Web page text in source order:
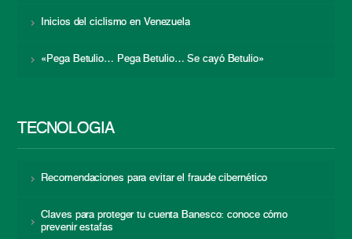
Inicios del ciclismo en Venezuela
«Pega Betulio… Pega Betulio… Se cayó Betulio»
TECNOLOGÍA
Recomendaciones para evitar el fraude cibernético
Claves para proteger tu cuenta Banesco: conoce cómo
prevenir estafas